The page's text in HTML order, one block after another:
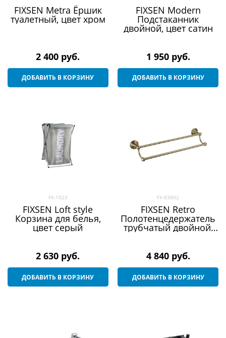
FIXSEN Metra Ёршик
туалетный, цвет хром
2 400 руб.
ДОБАВИТЬ В КОРЗИНУ
FIXSEN Modern
Подстаканник
двойной, цвет сатин
1 950 руб.
ДОБАВИТЬ В КОРЗИНУ
FX-1023
FIXSEN Loft style
Корзина для белья,
цвет серый
2 630 руб.
ДОБАВИТЬ В КОРЗИНУ
FX-83802
FIXSEN Retro
Полотенцедержатель
трубчатый двойной,
4 840 руб.
ДОБАВИТЬ В КОРЗИНУ